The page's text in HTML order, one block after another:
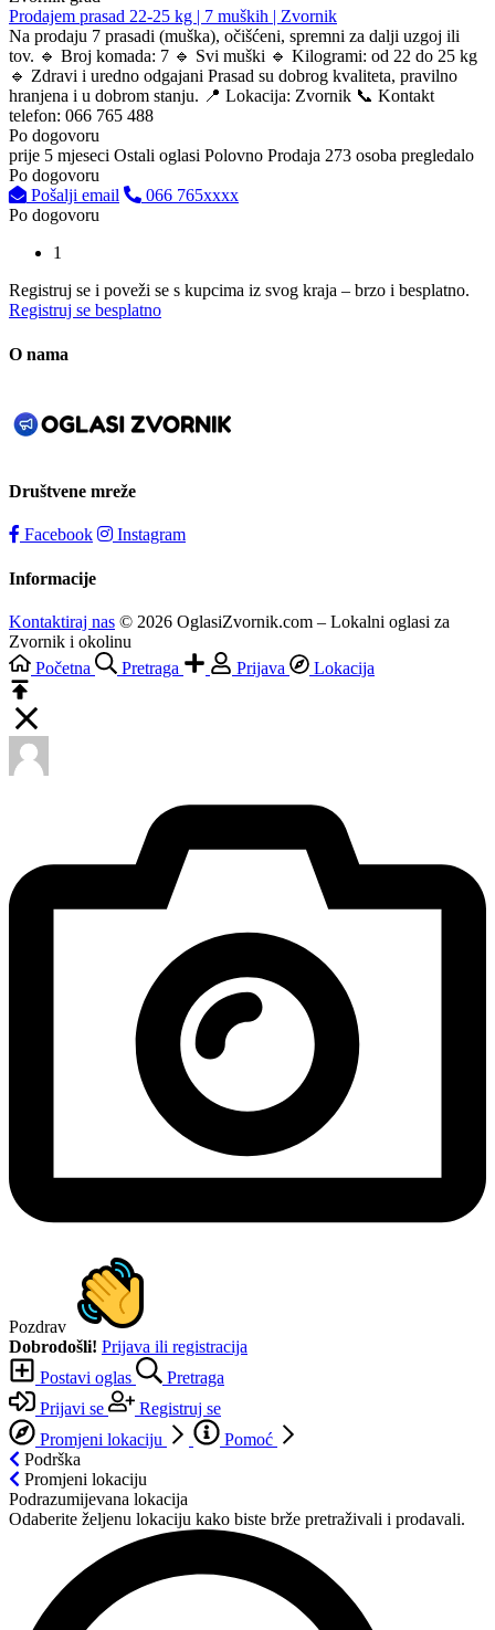
Prodajem prasad 22-25 kg | 7 muških | Zvornik
Na prodaju 7 prasadi (muška), očišćeni, spremni za dalji uzgoj ili
tov. 🔹 Broj komada: 7 🔹 Svi muški 🔹 Kilogrami: od 22 do 25 kg
🔹 Zdravi i uredno odgajani Prasad su dobrog kvaliteta, pravilno
hranjena i u dobrom stanju. 📍 Lokacija: Zvornik 📞 Kontakt
telefon: 066 765 488
Po dogovoru
prije 5 mjeseci Ostali oglasi Polovno Prodaja 273 osoba pregledalo
Po dogovoru
Pošalji email
066 765xxxx
Po dogovoru
1
Registruj se i poveži se s kupcima iz svog kraja – brzo i besplatno.
Registruj se besplatno
O nama
Društvene mreže
Facebook Instagram
Informacije
Kontaktiraj nas © 2026 OglasiZvornik.com – Lokalni oglasi za
Zvornik i okolinu
Početna
Pretraga Prijava Lokacija
Pozdrav
Dobrodošli! Prijava ili registracija
Postavi oglas
Pretraga
Prijavi se
Registruj se
Promjeni lokaciju
Pomoć
Podrška
Promjeni lokaciju
Podrazumijevana lokacija
Odaberite željenu lokaciju kako biste brže pretraživali i prodavali.